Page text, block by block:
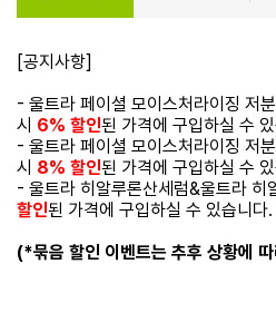
[공지사항]
- 울트라 페이셜 모이스처라이징 저
시 6% 할인된 가격에 구입하실 수
- 울트라 페이셜 모이스처라이징 저
시 8% 할인된 가격에 구입하실 수
- 울트라 히알루론산세럼&울트라 히
할인된 가격에 구입하실 수 있습니다.
(*묶음 할인 이벤트는 추후 상황에